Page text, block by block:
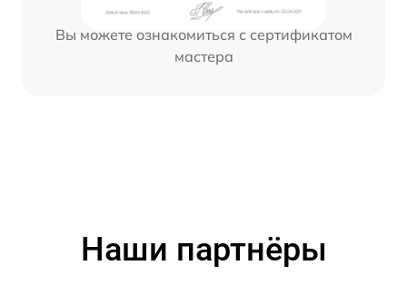
Вы можете ознакомиться с сертификатом
мастера
Наши партнёры